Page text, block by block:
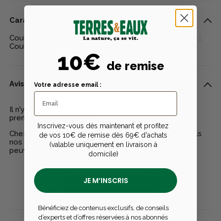
Caractéristiques techniques
Couleur : Jelly Shad. Poids : 7,5 g. Poids : 90 g. Modèle :
Coulant. Qté / Sachet.
Avis clients
Il n'y a pas encore d'avis pour ce produit - Soyez le
premier à rédiger un avis
Chez Terres & Eaux, les avis sont 100% certifiés : seuls
nos clients ayant réellement acheté nos produits
peuvent laisser un avis
Publier un avis
10€ de remise
Votre adresse email :
Inscrivez-vous dès maintenant et profitez
de vos 10€ de remise dès 69€ d'achats
(valable uniquement en livraison à
domicile)
JE M’INSCRIS
Bénéficiez de contenus exclusifs, de conseils
d’experts et d’offres réservées à nos abonnés